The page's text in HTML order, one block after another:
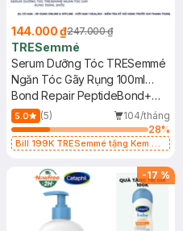
144.000 ₫247.000 ₫
TRESemmé
Serum Dưỡng Tóc TRESemmé
Ngăn Tóc Gãy Rụng 100ml
(Mới)
Bond Repair PeptideBond+
Serum
5.0 (5)
104/tháng
28%
Bill 199K TRESemmé tặng Kem Ủ
-17 %